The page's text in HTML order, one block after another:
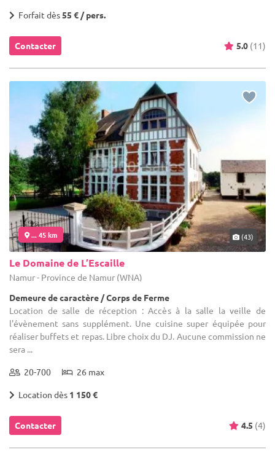
Forfait dès55 € / pers.
Contacter 5.0 (11)
... 45 km (43)
Le Domaine de L’Escaille
Namur - Province de Namur (WNA)
Demeure de caractère / Corps de Ferme
Location de salle de réception : Accès à la salle la veille de
l'évènement sans supplément. Une cuisine super équipée pour
réaliser buffets et repas. Libre choix du DJ. Aucune commission ne
sera ...
20-700 26 max
Location dès 1 150 €
Contacter 4.5 (4)